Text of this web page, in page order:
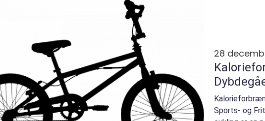
28
Sports- og